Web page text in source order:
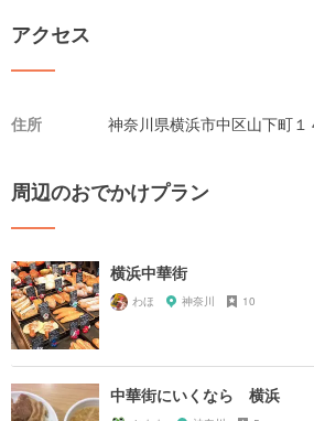
アクセス
住所 神奈川県横浜市中区山下町１
周辺のおでかけプラン
横浜中華街
わほ 神奈川 10
中華街にいくなら 横浜